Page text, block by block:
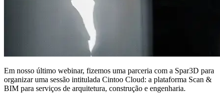
Em nosso último webinar, fizemos uma parceria com a Spar3D para
organizar uma sessão intitulada Cintoo Cloud: a plataforma Scan &
BIM para serviços de arquitetura, construção e engenharia.